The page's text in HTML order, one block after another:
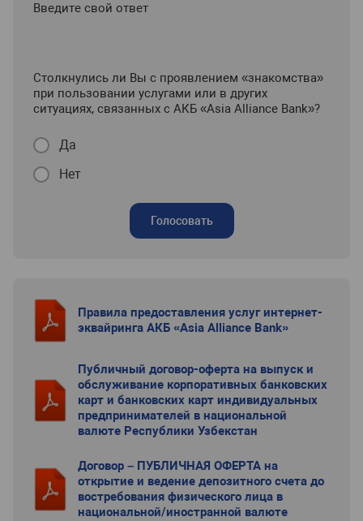
Введите свой ответ
Столкнулись ли Вы с проявлением «знакомства»
при пользовании услугами или в других
ситуациях, связанных с АКБ «Asia Alliance Bank»?
Да
Нет
Голосовать
Правила предоставления услуг интернет-
эквайринга АКБ «Asia Alliance Bank»
Публичный договор-оферта на выпуск и
обслуживание корпоративных банковских
карт и банковских карт индивидуальных
предпринимателей в национальной
валюте Республики Узбекстан
Договор – ПУБЛИЧНАЯ ОФЕРТА на
открытие и ведение депозитного счета до
востребования физического лица в
национальной/иностранной валюте